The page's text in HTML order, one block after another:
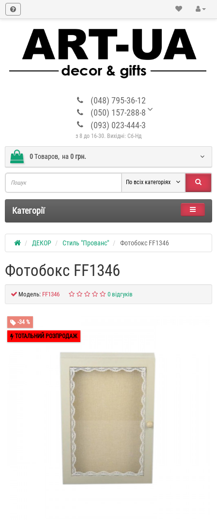
(048) 795-36-12
(050) 157-288-8
(093) 023-444-3
з 8 до 16-30. Вихідні: Сб-Нд
0Tоваров, на 0 грн.
По всіх категоріях
Категорії
ДЕКОР Стиль "Прованс" Фотобокс FF1346
Фотобокс FF1346
Модель: FF1346 0 відгуків
-34 %
ТОТАЛЬНИЙ РОЗПРОДАЖ